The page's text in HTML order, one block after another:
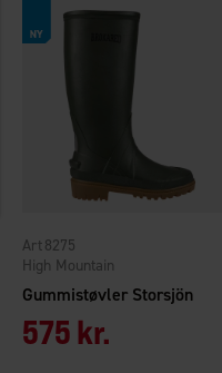
Gummistøvler Storsjön
High Mountain
8275
575 kr.